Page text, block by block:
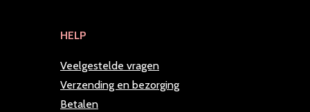
HELP
Veelgestelde vragen
Verzending en bezorging
Betalen